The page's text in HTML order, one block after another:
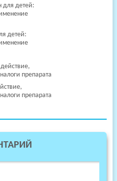
детей:
препарата